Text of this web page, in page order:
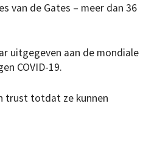
van de Gates – meer dan 36
uitgegeven aan de mondiale
COVID-19.
trust totdat ze kunnen